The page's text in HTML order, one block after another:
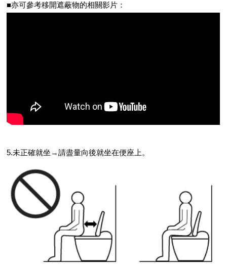
■亦可參考移開遮蔽物的相關影片：
5.未正確就坐→請盡量向後就坐在便座上。